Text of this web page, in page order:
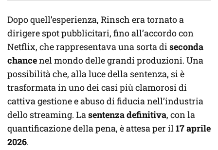
Dopo quell’esperienza, Rinsch era tornato a
dirigere spot pubblicitari, fino all’accordo con
Netflix, che rappresentava una sorta diseconda
chancenel mondo delle grandi produzioni. Una
possibilità che, alla luce della sentenza, si è
trasformata in uno dei casi più clamorosi di
cattiva gestione e abuso di fiducia nell’industria
dello streaming. Lasentenza definitiva, con la
quantificazione della pena, è attesa per il17 aprile
2026.